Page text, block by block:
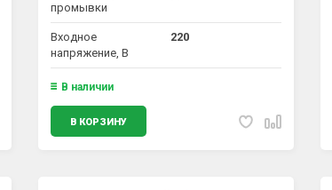
промывки
Входное
напряжение, В
220
В наличии
В КОРЗИНУ